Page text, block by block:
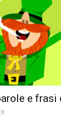
e frasi